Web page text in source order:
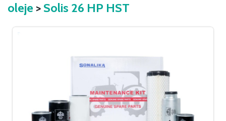
oleje > Solis 26 HP HST